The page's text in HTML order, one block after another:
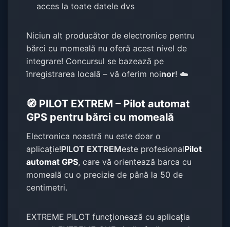
acces la toate datele dvs
Niciun alt producător de electronice pentru
bărci cu momeală nu oferă acest nivel de
integrare! Concursul se bazează pe
înregistrarea locală – vă oferim noinor! ☁️
🧭 PILOT EXTREM – Pilot automat
GPS pentru bărci cu momeală
Electronica noastră nu este doar o
aplicație!PILOT EXTREMeste profesionalPilot
automat GPS, care vă orientează barca cu
momeală cu o precizie de până la 50 de
centimetri.
EXTREME PILOT funcționează cu aplicația